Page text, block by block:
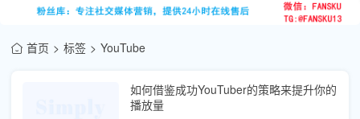
首页 标签 YouTube
如何借鉴成功YouTuber的策略来提升你的
播放量